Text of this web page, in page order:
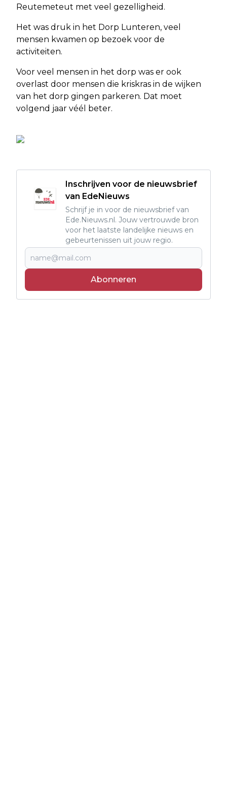
Reutemeteut met veel gezelligheid.
Het was druk in het Dorp Lunteren, veel
mensen kwamen op bezoek voor de
activiteiten.
Voor veel mensen in het dorp was er ook
overlast door mensen die kriskras in de wijken
van het dorp gingen parkeren. Dat moet
volgend jaar véél beter.
Inschrijven voor de nieuwsbrief
van EdeNieuws
Schrijf je in voor de nieuwsbrief van
Ede.Nieuws.nl. Jouw vertrouwde bron
voor het laatste landelijke nieuws en
gebeurtenissen uit jouw regio.
Abonneren